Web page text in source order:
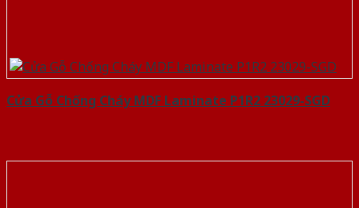
Cửa Gỗ Chống Cháy MDF Laminate P1R2 23029-SGD